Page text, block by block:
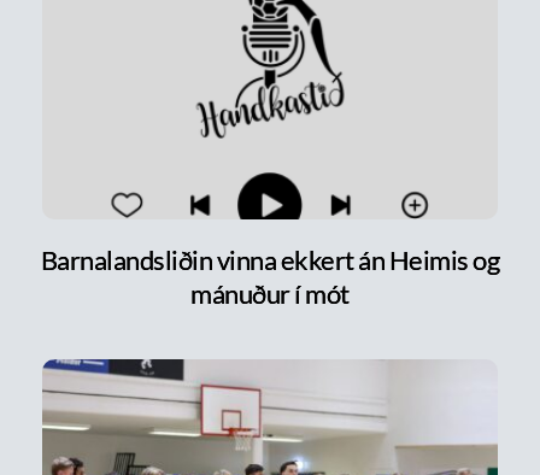
Barnalandsliðin vinna ekkert án Heimis og
mánuður í mót